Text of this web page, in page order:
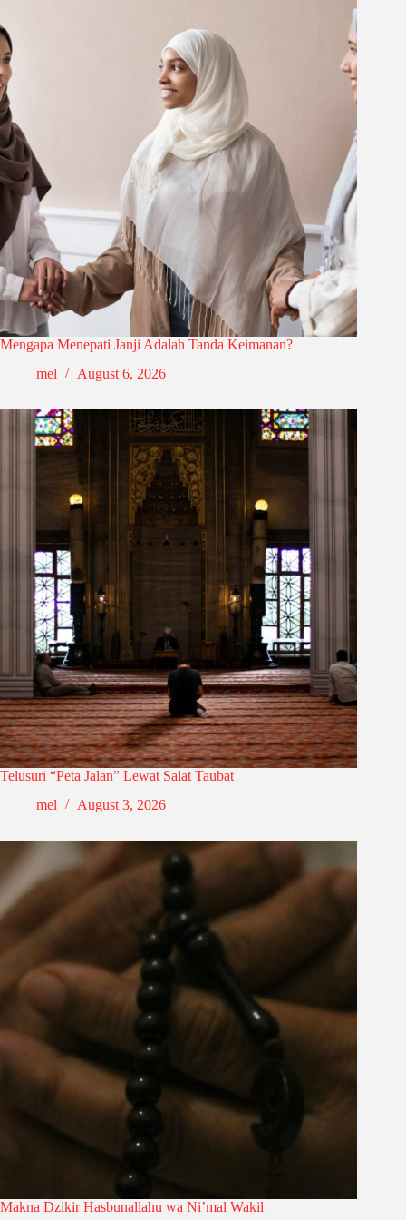
Mengapa Menepati Janji Adalah Tanda Keimanan?
mel
August 6, 2026
Telusuri “Peta Jalan” Lewat Salat Taubat
mel
August 3, 2026
Makna Dzikir Hasbunallahu wa Ni’mal Wakil